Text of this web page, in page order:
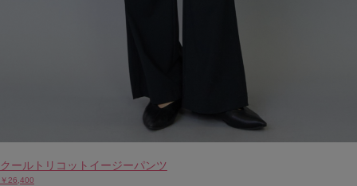
クールトリコットイージーパンツ
￥26,400